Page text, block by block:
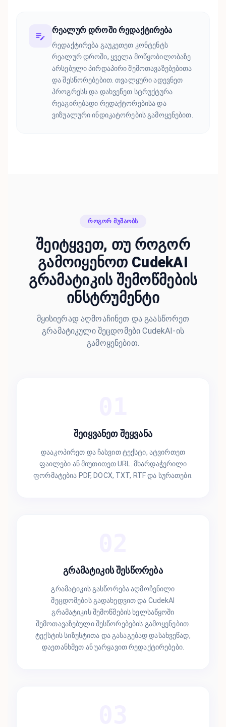
რეალურ დროში რედაქტირება
რედაქტირება გაუკეთეთ კონტენტს
რეალურ დროში, ყველა მოწყობილობაზე
არსებული პირდაპირი შემოთავაზებებითა
და შესწორებებით. თვალყური ადევნეთ
პროგრესს და დახვეწეთ სტრუქტურა
რეაგირებადი რედაქტორებისა და
ვიზუალური ინდიკატორების გამოყენებით.
ᲠᲝᲒᲝᲠ ᲛᲣᲨᲐᲝᲑᲡ
შეიტყვეთ, თუ როგორ
გამოიყენოთ CudekAI
გრამატიკის შემოწმების
ინსტრუმენტი
მყისიერად აღმოაჩინეთ და გაასწორეთ
გრამატიკული შეცდომები CudekAI-ის
გამოყენებით.
შეიყვანეთ შეყვანა
დააკოპირეთ და ჩასვით ტექსტი, ატვირთეთ
ფაილები ან მიუთითეთ URL. მხარდაჭერილი
ფორმატებია PDF, DOCX, TXT, RTF და სურათები.
გრამატიკის შესწორება
გრამატიკის გასწორება აღმოჩენილი
შეცდომების გადახედვით და CudekAI
გრამატიკის შემოწმების ხელსაწყოში
შემოთავაზებული შესწორებების გამოყენებით.
ტექსტის სიზუსტითა და გასაგებად დასახვეწად,
დაეთანხმეთ ან უარყავით რედაქტირებები.